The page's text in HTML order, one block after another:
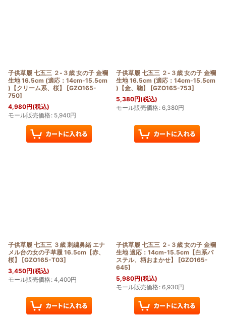
子供草履 七五三 ２-３歳 女の子 金襴
生地 16.5cm (適応：14cm-15.5cm
)【クリーム系、桜】
[GZO165-
750]
4,980円(税込)
モール販売価格: 5,940円
子供草履 七五三 ２-３歳 女の子 金襴
生地 16.5cm (適応：14cm-15.5cm
)【金、鞠】
[GZO165-753]
5,380円(税込)
モール販売価格: 6,380円
子供草履 七五三 ３歳 刺繍鼻緒 エナ
メル台の女の子草履 16.5cm【赤、
桜】
[GZO165-T03]
3,450円(税込)
モール販売価格: 4,400円
子供草履 七五三 ２-３歳 女の子 金襴
生地 適応：14cm-15.5cm【白系パ
ステル、柄おまかせ】
[GZO165-
645]
5,980円(税込)
モール販売価格: 6,930円